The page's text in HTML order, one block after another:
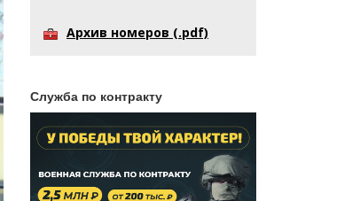
Архив номеров (.pdf)
Служба по контракту